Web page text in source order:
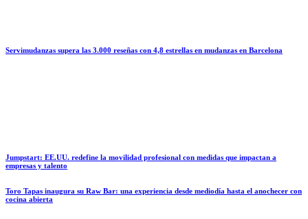
Servimudanzas supera las 3.000 reseñas con 4,8 estrellas en mudanzas en Barcelona
Jumpstart: EE.UU. redefine la movilidad profesional con medidas que impactan a
empresas y talento
Toro Tapas inaugura su Raw Bar: una experiencia desde mediodía hasta el anochecer con
cocina abierta